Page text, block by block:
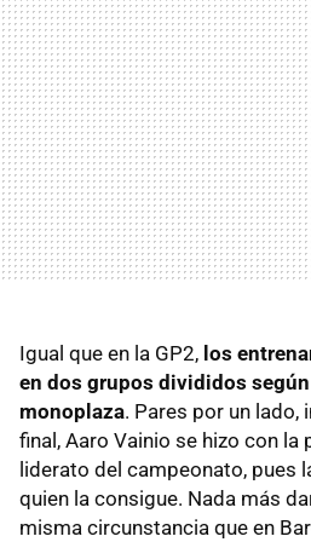
Igual que en la GP2, los
en dos grupos divididos
monoplaza. Pares por un lado,
final, Aaro Vainio se hizo con la
liderato del campeonato, pues
quien la consigue. Nada más
misma circunstancia que en